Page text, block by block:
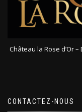
Château la Rose d’Or
CONTACTEZ-NOUS